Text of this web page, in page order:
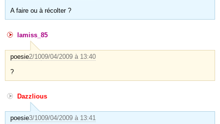
A faire ou à récolter ?
lamiss_85
poesie2/1009/04/2009 à 13:40
?
Dazzlious
poesie3/1009/04/2009 à 13:41